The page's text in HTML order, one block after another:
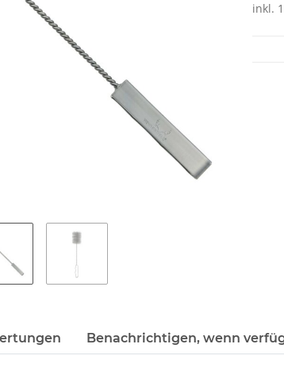
inkl.
Benachrichtigen, wenn